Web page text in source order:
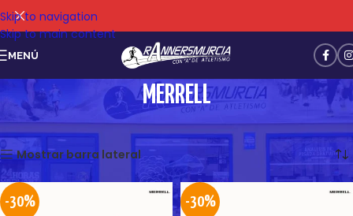
Skip to navigation
Skip to main content
MENÚ
MERRELL
Mostrando los 12 resultados
Mostrar barra lateral
-30% -30%